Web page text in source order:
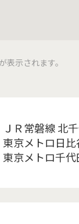
示されます。
ＪＲ常磐線 北
東京メトロ日
東京メトロ千